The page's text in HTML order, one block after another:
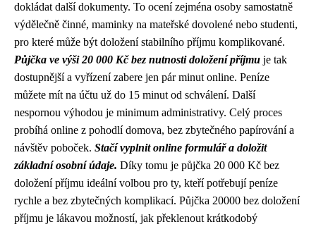
dokládat další dokumenty. To ocení zejména osoby samostatně
výdělečně činné, maminky na mateřské dovolené nebo studenti,
pro které může být doložení stabilního příjmu komplikované.
Půjčka ve výši 20 000 Kč bez nutnosti doložení příjmu je tak
dostupnější a vyřízení zabere jen pár minut online. Peníze
můžete mít na účtu už do 15 minut od schválení. Další
nespornou výhodou je minimum administrativy. Celý proces
probíhá online z pohodlí domova, bez zbytečného papírování a
návštěv poboček. Stačí vyplnit online formulář a doložit
základní osobní údaje. Díky tomu je půjčka 20 000 Kč bez
doložení příjmu ideální volbou pro ty, kteří potřebují peníze
rychle a bez zbytečných komplikací. Půjčka 20000 bez doložení
příjmu je lákavou možností, jak překlenout krátkodobý